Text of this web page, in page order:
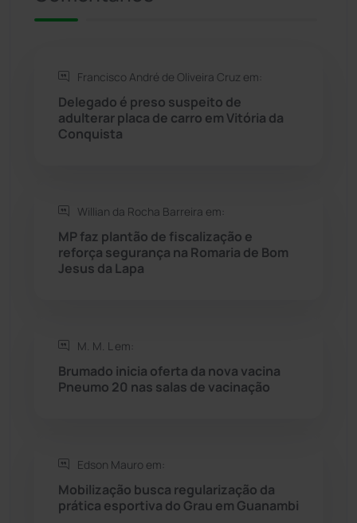
Rio do Antônio
Rio do Pires
Seabra
Sebastião Laranjeiras
Sudoeste Baiano
Tanhaçu
Francisco André de Oliveira Cruz em:
Delegado é preso suspeito de
adulterar placa de carro em Vitória da
Conquista
Willian da Rocha Barreira em:
MP faz plantão de fiscalização e
reforça segurança na Romaria de Bom
Jesus da Lapa
M. M. L em:
Brumado inicia oferta da nova vacina
Pneumo 20 nas salas de vacinação
Edson Mauro em:
Mobilização busca regularização da
prática esportiva do Grau em Guanambi